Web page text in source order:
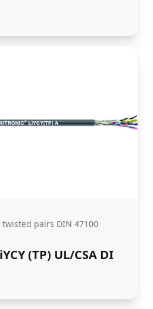
twisted pairs DIN 47100
(TP) UL/CSA DI